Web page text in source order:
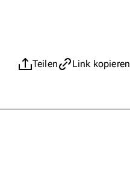
Teilen Link kopieren